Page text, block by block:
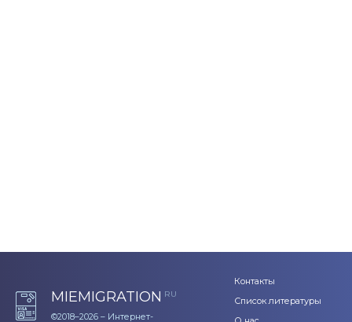
MIEMIGRATION RU
©2018–2026 – Интернет-
Контакты
Список литературы